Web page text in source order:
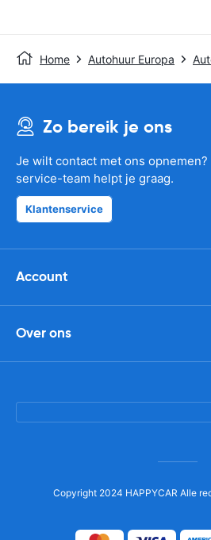
Home Autohuur Europa
Zo bereik je ons
Je wilt contact met ons opnemen?
service-team helpt je graag.
Klantenservice
Account
Over ons
Copyright 2024 HAPPYCAR Alle